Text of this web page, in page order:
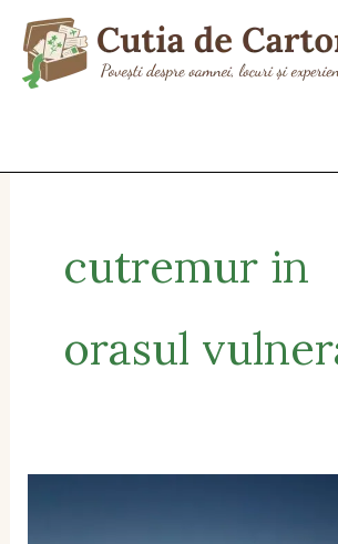
content
cutremur in
orasul